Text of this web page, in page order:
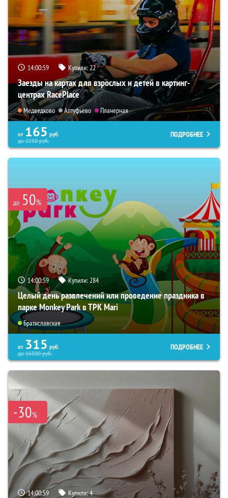
14:00:57 Купили:22
Заезды на картах для взрослых и детей в картинг-
центрах RacePlace
Медведково Алтуфьево Планерная
от 165 руб.
до2250руб.
ПОДРОБНЕЕ
до 50%
14:00:57 Купили:284
Целый день развлечений или проведение праздника в
парке Monkey Park в ТРК Mari
Братиславская
от 315 руб.
до16500руб.
ПОДРОБНЕЕ
-30%
14:00:57 Купили:4